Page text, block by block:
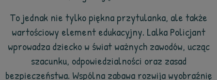
To jednak nie tylko piękna przytulanka, ale także
wartościowy element edukacyjny. Lalka Policjant
wprowadza dziecko w świat ważnych zawodów, ucząc
szacunku, odpowiedzialności oraz zasad
bezpieczeństwa. Wspólna zabawa rozwija wyobraźnię